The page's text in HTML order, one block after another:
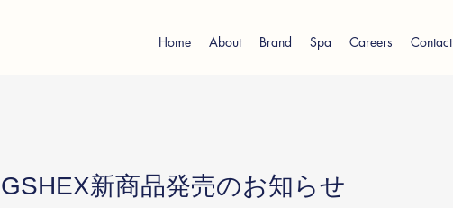
Home About Brand Spa Careers Contact
GSHEX新商品発売のお知らせ